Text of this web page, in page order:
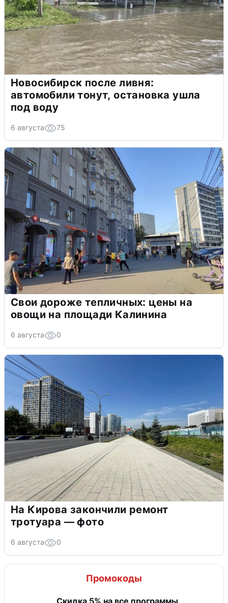
Новосибирск после ливня:
автомобили тонут, остановка ушла
под воду
6 августа 75
Свои дороже тепличных: цены на
овощи на площади Калинина
6 августа 0
На Кирова закончили ремонт
тротуара — фото
6 августа 0
Промокоды
Скидка 5% на все программы